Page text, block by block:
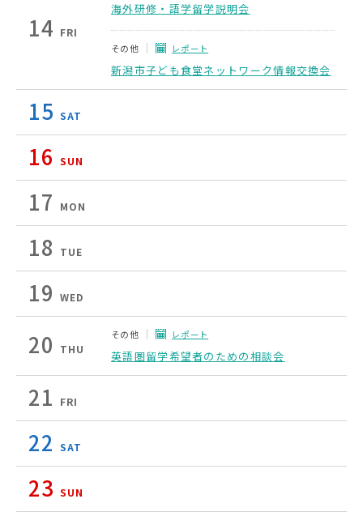
14 FRI
海外研修・語学留学説明会
その他 レポート
新潟市子ども食堂ネットワーク情報交換会
15 SAT
16 SUN
17 MON
18 TUE
19 WED
20 THU
その他 レポート
英語圏留学希望者のための相談会
21 FRI
22 SAT
23 SUN